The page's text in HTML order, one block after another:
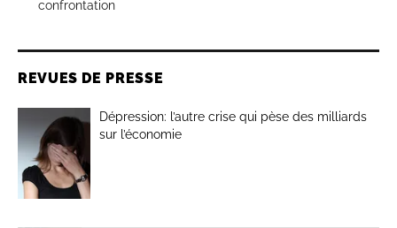
confrontation
REVUES DE PRESSE
Dépression: l’autre crise qui pèse des milliards
sur l’économie